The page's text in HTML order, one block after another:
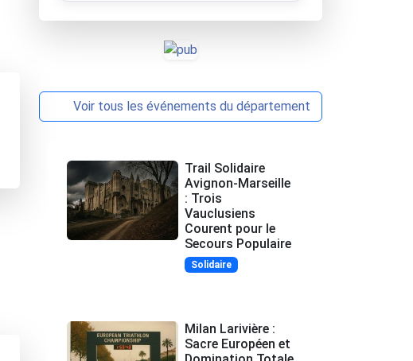
Voir tous les événements du département
Trail Solidaire
Avignon-Marseille
: Trois
Vauclusiens
Courent pour le
Secours Populaire
Solidaire
Milan Larivière :
Sacre Européen et